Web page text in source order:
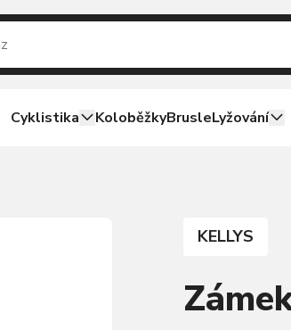
Cyklistika KoloběžkyBrusleLyžování
KELLYS